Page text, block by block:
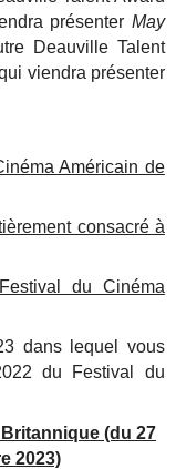
présenter May
Deauville Talent
viendra présenter
Américain de
consacré à
du Cinéma
dans lequel vous
du Festival du
(du 27
2023)